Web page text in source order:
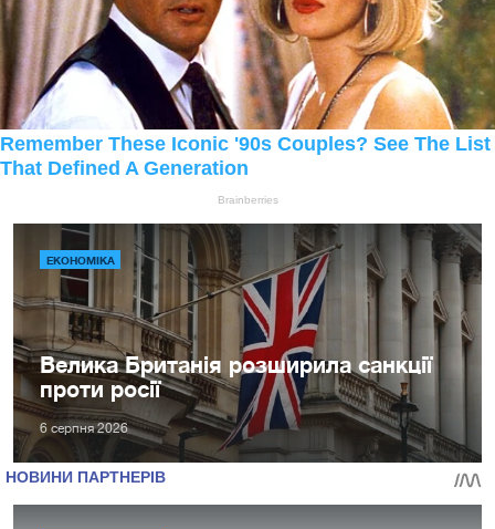
ЕКОНОМІКА
Велика Британія розширила санкції
проти росії
6 серпня 2026